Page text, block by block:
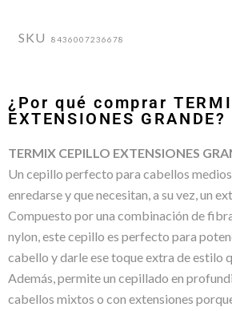
SKU 8436007236678
¿Por qué comprar
EXTENSIONES GRANDE?
TERMIX CEPILLO EXTENSIONES
Un cepillo perfecto para cabellos
enredarse y que necesitan, a su vez, un
Compuesto por una combinación de
nylon, este cepillo es perfecto para
cabello y darle ese toque extra de estilo
Además, permite un cepillado en
cabellos mixtos o con extensiones